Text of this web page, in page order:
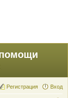
Вход
Регистрация